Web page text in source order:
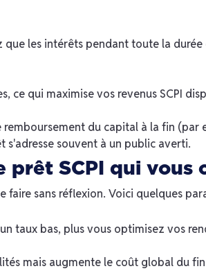
les intérêts pendant toute la
ce qui maximise vos revenus SCPI
remboursement du capital à la fin (par
s'adresse souvent à un public averti.
prêt SCPI qui vous
faire sans réflexion. Voici quelques
taux bas, plus vous optimisez vos
mais augmente le coût global du